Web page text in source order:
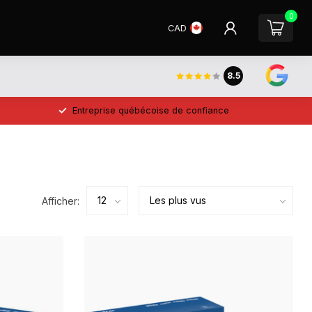
CAD
0
8.5
Entreprise québécoise de confiance
Afficher: